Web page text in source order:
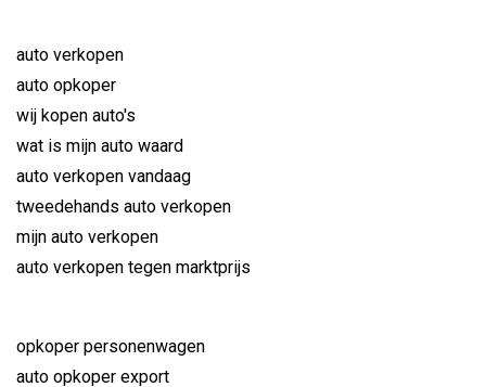
auto verkopen
auto opkoper
wij kopen auto's
wat is mijn auto waard
auto verkopen vandaag
tweedehands auto verkopen
mijn auto verkopen
auto verkopen tegen marktprijs
opkoper personenwagen
auto opkoper export